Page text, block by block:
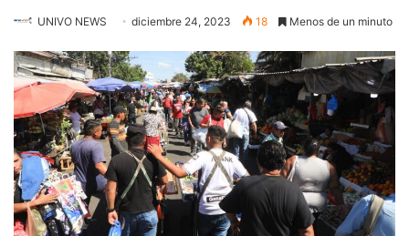
UNIVO NEWS diciembre 24, 2023 18 Menos de un minuto